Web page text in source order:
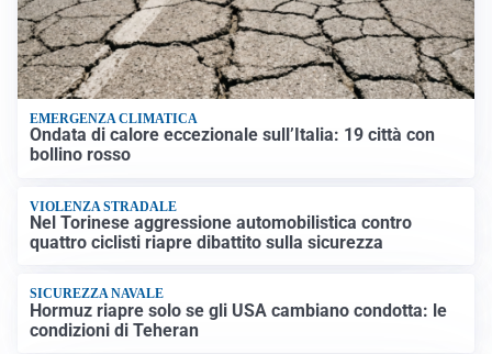
EMERGENZA CLIMATICA
Ondata di calore eccezionale sull’Italia: 19 città con
bollino rosso
VIOLENZA STRADALE
Nel Torinese aggressione automobilistica contro
quattro ciclisti riapre dibattito sulla sicurezza
SICUREZZA NAVALE
Hormuz riapre solo se gli USA cambiano condotta: le
condizioni di Teheran